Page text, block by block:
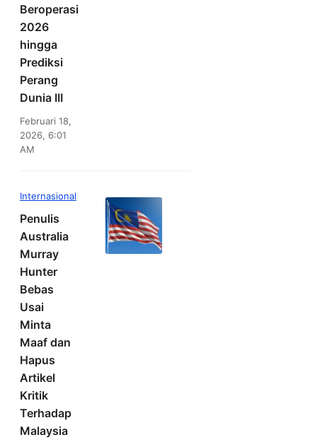
Beroperasi
2026
hingga
Prediksi
Perang
Dunia III
Februari 18,
2026, 6:01
AM
Internasional
Penulis
Australia
Murray
Hunter
Bebas
Usai
Minta
Maaf dan
Hapus
Artikel
Kritik
Terhadap
Malaysia